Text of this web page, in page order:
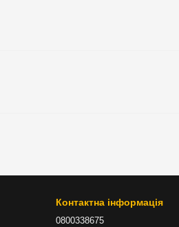
Контактна інформація
0800338675